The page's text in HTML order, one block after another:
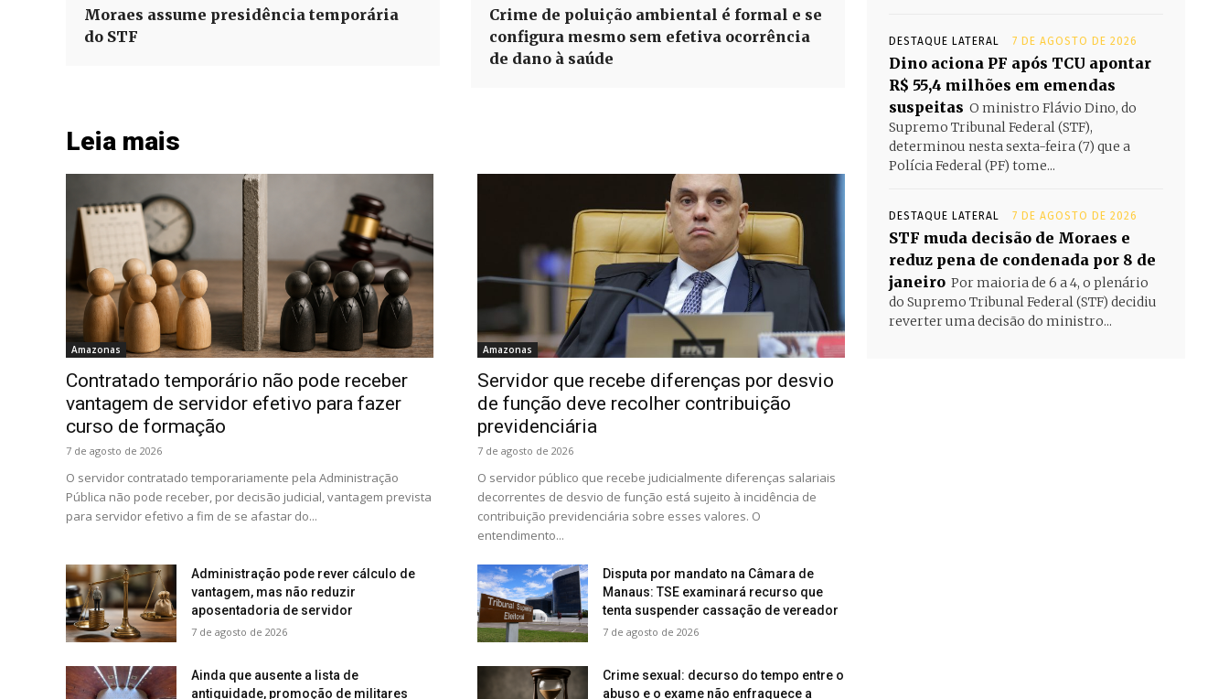
Moraes assume presidência temporária
do STF
Crime de poluição ambiental é formal e se
configura mesmo sem efetiva ocorrência
de dano à saúde
Leia mais
Amazonas
Contratado temporário não pode receber
vantagem de servidor efetivo para fazer
curso de formação
7 de agosto de 2026
O servidor contratado temporariamente pela Administração
Pública não pode receber, por decisão judicial, vantagem prevista
para servidor efetivo a fim de se afastar do...
Amazonas
Servidor que recebe diferenças por desvio
de função deve recolher contribuição
previdenciária
7 de agosto de 2026
O servidor público que recebe judicialmente diferenças salariais
decorrentes de desvio de função está sujeito à incidência de
contribuição previdenciária sobre esses valores. O
entendimento...
Administração pode rever cálculo de
vantagem, mas não reduzir
aposentadoria de servidor
7 de agosto de 2026
Disputa por mandato na Câmara de
Manaus: TSE examinará recurso que
tenta suspender cassação de vereador
7 de agosto de 2026
Ainda que ausente a lista de
antiguidade, promoção de militares
Crime sexual: decurso do tempo entre o
abuso e o exame não enfraquece a
DESTAQUE LATERAL 7 DE AGOSTO DE 2026
Dino aciona PF após TCU apontar
R$ 55,4 milhões em emendas
suspeitas O ministro Flávio Dino, do
Supremo Tribunal Federal (STF),
determinou nesta sexta-feira (7) que a
Polícia Federal (PF) tome...
DESTAQUE LATERAL 7 DE AGOSTO DE 2026
STF muda decisão de Moraes e
reduz pena de condenada por 8 de
janeiro Por maioria de 6 a 4, o plenário
do Supremo Tribunal Federal (STF) decidiu
reverter uma decisão do ministro...